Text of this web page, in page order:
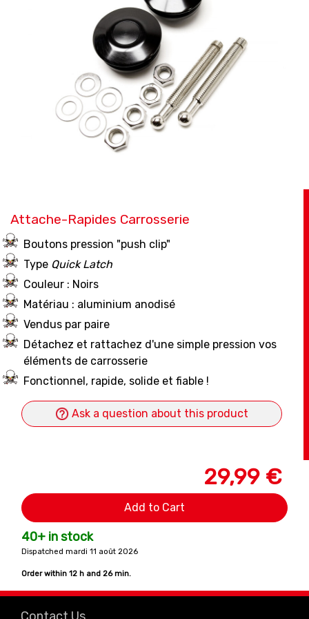
Attache-Rapides Carrosserie
Boutons pression "push clip"
Type Quick Latch
Couleur : Noirs
Matériau : aluminium anodisé
Vendus par paire
Détachez et rattachez d'une simple pression vos
éléments de carrosserie
Fonctionnel, rapide, solide et fiable !
Ask a question about this product
29,99 €
Add to Cart
40+ in stock
Dispatched mardi 11 août 2026
Order within 12 h and 26 min.
Contact Us